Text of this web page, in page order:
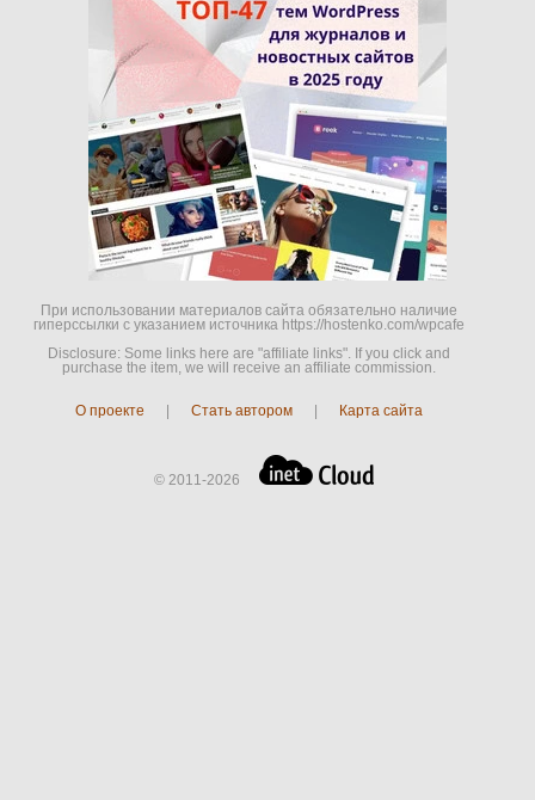
При использовании материалов сайта обязательно наличие
гиперссылки c указанием источника https://hostenko.com/wpcafe
Disclosure: Some links here are "affiliate links". If you click and
purchase the item, we will receive an affiliate commission.
О проекте | Стать автором | Карта сайта
© 2011-2026